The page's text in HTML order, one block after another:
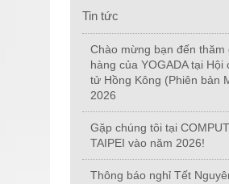
Tin tức
Chào mừng bạn đến thăm
hàng của YOGADA tại Hội
tử Hồng Kông (Phiên bản
2026
Gặp chúng tôi tại
TAIPEI vào năm 2026!
Thông báo nghỉ Tết